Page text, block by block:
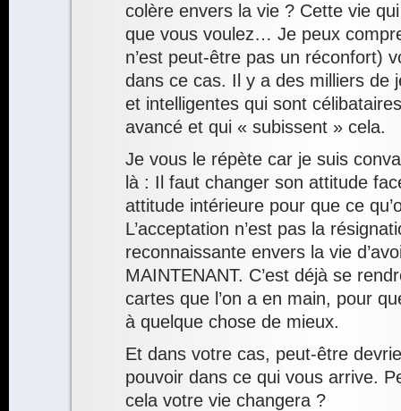
colère envers la vie ? Cette vie
que vous voulez… Je peux
n’est peut-être pas un réconfort)
dans ce cas. Il y a des milliers de
et intelligentes qui sont
avancé et qui « subissent » cela.
Je vous le répète car je suis
là : Il faut changer son attitude
attitude intérieure pour que ce
L’acceptation n’est pas la
reconnaissante envers la vie
MAINTENANT. C’est déjà se
cartes que l’on a en main, pour
à quelque chose de mieux.
Et dans votre cas, peut-être
pouvoir dans ce qui vous arrive.
cela votre vie changera ?